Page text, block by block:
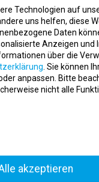
und
Main
Technologien auf
uns helfen, diese
Daten
Anzeigen und
über die
. Sie können
anpassen. Bitte
nicht alle
akzeptieren